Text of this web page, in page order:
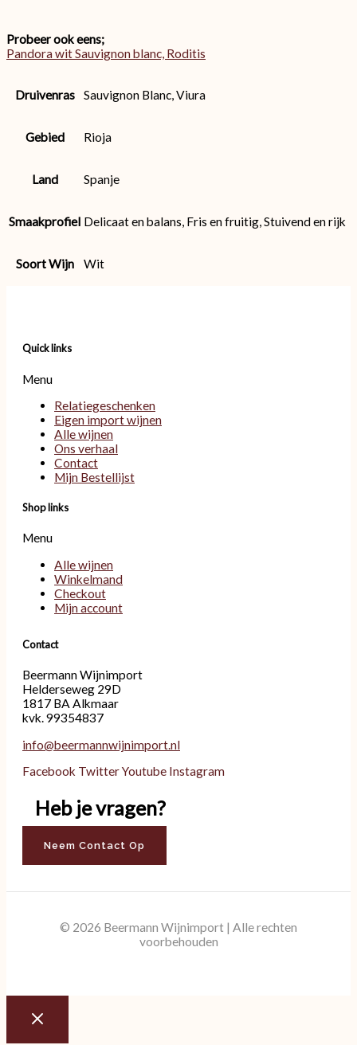
Probeer ook eens;
Pandora wit Sauvignon blanc, Roditis
Druivenras Sauvignon Blanc, Viura
Gebied Rioja
Land Spanje
Smaakprofiel Delicaat en balans, Fris en fruitig, Stuivend en rijk
Soort Wijn Wit
Quick links
Menu
Relatiegeschenken
Eigen import wijnen
Alle wijnen
Ons verhaal
Contact
Mijn Bestellijst
Shop links
Menu
Alle wijnen
Winkelmand
Checkout
Mijn account
Contact
Beermann Wijnimport
Helderseweg 29D
1817 BA Alkmaar
kvk. 99354837
info@beermannwijnimport.nl
Facebook TwitterYoutube Instagram
Heb je vragen?
Neem Contact Op
© 2026 Beermann Wijnimport | Alle rechten
voorbehouden